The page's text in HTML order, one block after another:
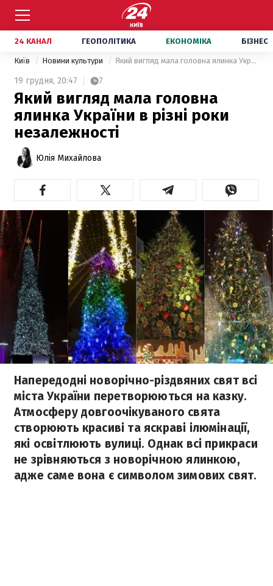
24 КАНАЛ ГЕОПОЛІТИКА ЕКОНОМІКА БІЗНЕС
Київ Новини культури Який вигляд мала головна ялинка України в різні роки незалежності
19 грудня, 20:47 7
Який вигляд мала головна
ялинка України в різні роки
незалежності
Юлія Михайлова
Напередодні новорічно-різдвяних свят всі
міста України перетворюються на казку.
Атмосферу довгоочікуваного свята
створюють красиві та яскраві ілюмінації,
які освітлюють вулиці. Однак всі прикраси
не зрівняються з новорічною ялинкою,
адже саме вона є символом зимових свят.